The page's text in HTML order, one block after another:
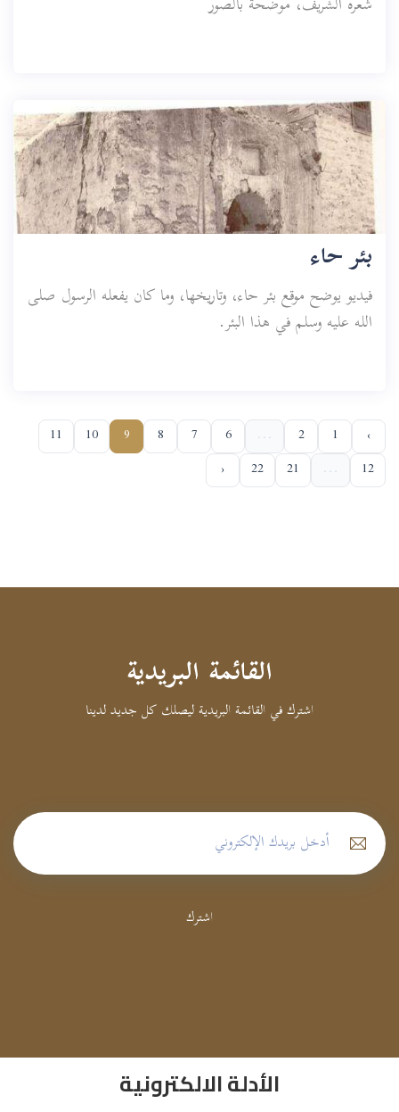
شعره الشريف، موضحة بالصور
بئر حاء
فيديو يوضح موقع بئر حاء، وتاريخها، وما كان يفعله الرسول صلى
الله عليه وسلم في هذا البئر.
‹
1
2
...
6
7
8
9
10
11
12
...
21
22
›
القائمة البريدية
اشترك في القائمة البريدية ليصلك كل جديد لدينا
اشترك